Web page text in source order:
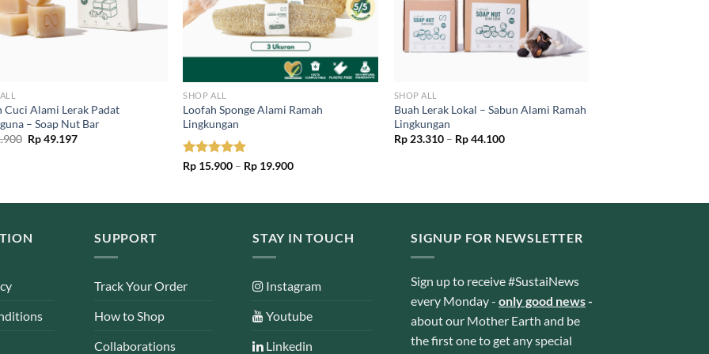
Cuci Alami Lerak Padat
– Soap Nut Bar
Original
price
Rp49.197Current
SHOP ALL
Loofah Sponge Alami Ramah
Lingkungan
Rated5.00
Rp 15.900 – Rp 19.900Price
SHOP ALL
Buah Lerak Lokal – Sabun Alami Ramah
Lingkungan
Rp23.310 – Rp44.100Price
SUPPORT
Track Your Order
How to Shop
Collaborations
STAY IN TOUCH
Instagram
Youtube
Linkedin
SIGNUP FOR NEWSLETTER
Sign up to receive #SustaiNews
every Monday - only good news-
about our Mother Earth and be
the first one to get any special